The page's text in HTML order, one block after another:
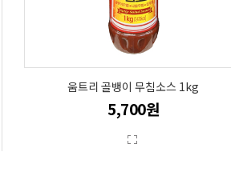
움트리 골뱅이 무침소스 1kg
5,700원